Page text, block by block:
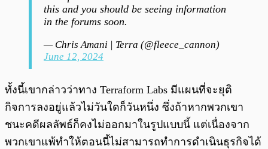
this and you should be seeing information
in the forums soon.
— Chris Amani | Terra (@fleece_cannon)
June 12, 2024
ทั้งนี้เขากล่าวว่าทาง Terraform Labs มีแผนที่จะยุติ
กิจการลงอยู่แล้วไม่วันใดก็วันหนึ่ง ซึ่งถ้าหากพวกเขา
ชนะคดีผลลัพธ์ก็คงไม่ออกมาในรูปแบบนี้ แต่เนื่องจาก
พวกเขาแพ้ทำให้ตอนนี้ไม่สามารถทำการดำเนินธุรกิจได้